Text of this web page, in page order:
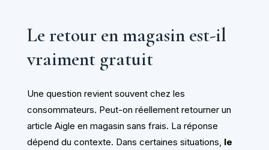
Le retour en magasin est-il
vraiment gratuit
Une question revient souvent chez les
consommateurs. Peut-on réellement retourner un
article Aigle en magasin sans frais. La réponse
dépend du contexte. Dans certaines situations, le